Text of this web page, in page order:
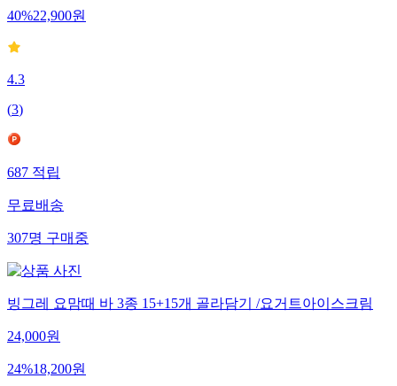
40%22,900원
4.3
(3)
687적립
무료배송
307명구매중
빙그레 요맘때 바 3종 15+15개 골라담기 /요거트아이스크림
24,000원
24%18,200원